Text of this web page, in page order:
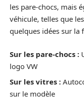
les pare-chocs, mais
véhicule, telles que
quelques idées sur la
Sur les pare-chocs :
logo VW
Sur les vitres :
sur le modèle